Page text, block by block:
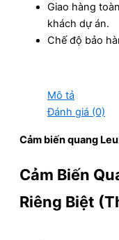
Giao hàng
khách dự án.
Chế độ bảo
Mô tả
Đánh giá (0)
Cảm biến quang
Cảm Biến
Riêng Biệt